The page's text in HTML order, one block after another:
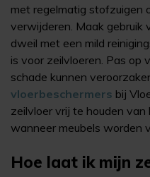
met regelmatig stofzuigen
verwijderen. Maak gebruik
dweil met een mild
is voor zeilvloeren. Pas op
schade kunnen
vloerbeschermers bij
zeilvloer vrij te houden
wanneer meubels worden
Hoe laat ik mijn